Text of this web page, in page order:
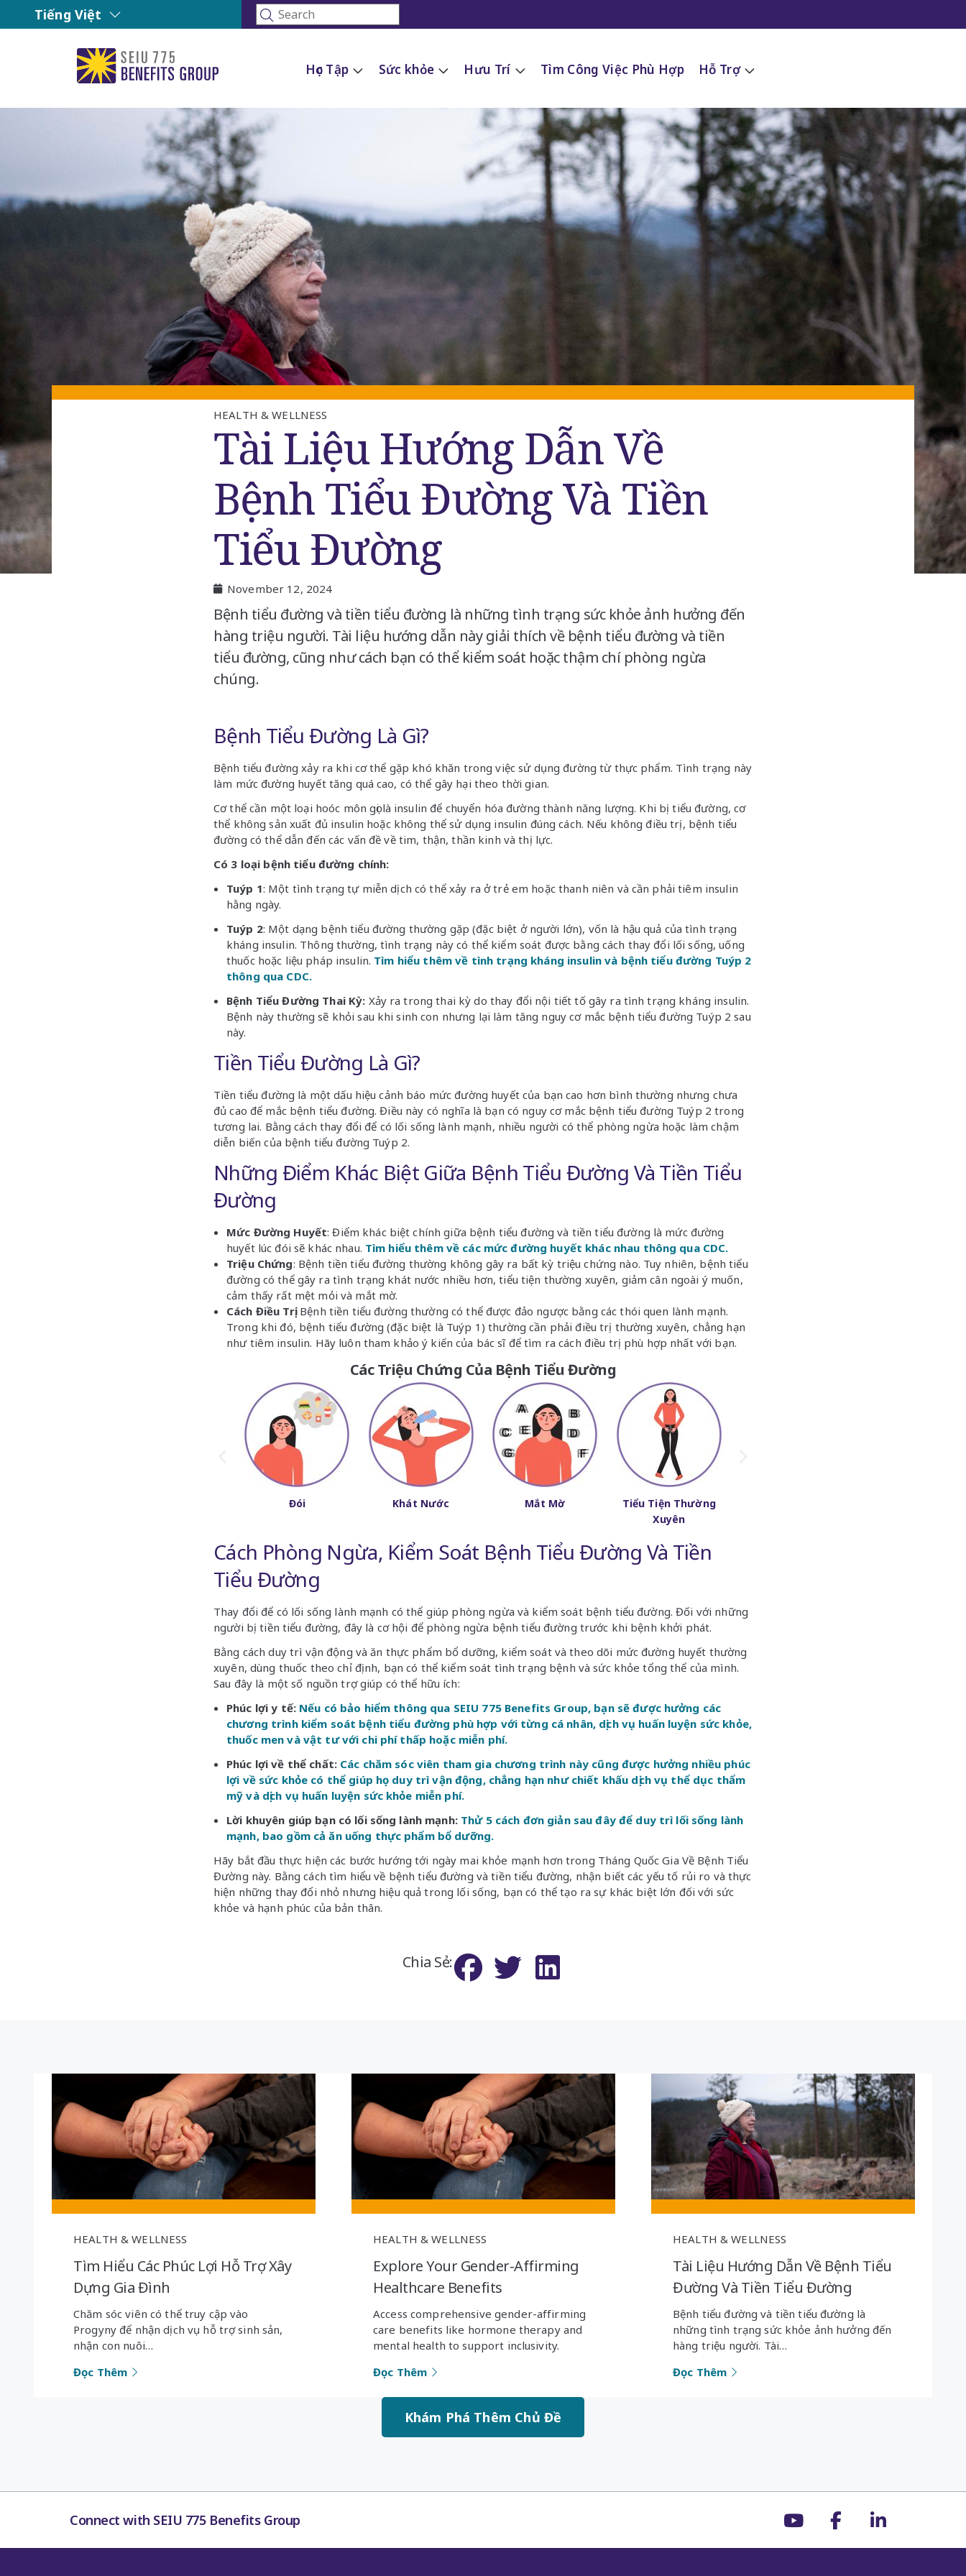
Tiếng Việt
Học Tập Sức khỏe Hưu Trí Tìm Công Việc Phù Hợp Hỗ Trợ
HEALTH & WELLNESS
Tài Liệu Hướng Dẫn Về
Bệnh Tiểu Đường Và Tiền
Tiểu Đường
November 12, 2024
Bệnh tiểu đường và tiền tiểu đường là những tình trạng sức khỏe ảnh hưởng đến
hàng triệu người. Tài liệu hướng dẫn này giải thích về bệnh tiểu đường và tiền
tiểu đường, cũng như cách bạn có thể kiểm soát hoặc thậm chí phòng ngừa
chúng.
Bệnh Tiểu Đường Là Gì?
Bệnh tiểu đường xảy ra khi cơ thể gặp khó khăn trong việc sử dụng đường từ thực phẩm. Tình trạng này
làm mức đường huyết tăng quá cao, có thể gây hại theo thời gian.
Cơ thể cần một loại hoóc môn gọi là insulin để chuyển hóa đường thành năng lượng. Khi bị tiểu đường, cơ
thể không sản xuất đủ insulin hoặc không thể sử dụng insulin đúng cách. Nếu không điều trị, bệnh tiểu
đường có thể dẫn đến các vấn đề về tim, thận, thần kinh và thị lực.
Có 3 loại bệnh tiểu đường chính:
Tuýp 1: Một tình trạng tự miễn dịch có thể xảy ra ở trẻ em hoặc thanh niên và cần phải tiêm insulin
hằng ngày.
Tuýp 2: Một dạng bệnh tiểu đường thường gặp (đặc biệt ở người lớn), vốn là hậu quả của tình trạng
kháng insulin. Thông thường, tình trạng này có thể kiểm soát được bằng cách thay đổi lối sống, uống
thuốc hoặc liệu pháp insulin. Tìm hiểu thêm về tình trạng kháng insulin và bệnh tiểu đường Tuýp 2
thông qua CDC.
Bệnh Tiểu Đường Thai Kỳ: Xảy ra trong thai kỳ do thay đổi nội tiết tố gây ra tình trạng kháng insulin.
Bệnh này thường sẽ khỏi sau khi sinh con nhưng lại làm tăng nguy cơ mắc bệnh tiểu đường Tuýp 2 sau
này.
Tiền Tiểu Đường Là Gì?
Tiền tiểu đường là một dấu hiệu cảnh báo mức đường huyết của bạn cao hơn bình thường nhưng chưa
đủ cao để mắc bệnh tiểu đường. Điều này có nghĩa là bạn có nguy cơ mắc bệnh tiểu đường Tuýp 2 trong
tương lai. Bằng cách thay đổi để có lối sống lành mạnh, nhiều người có thể phòng ngừa hoặc làm chậm
diễn biến của bệnh tiểu đường Tuýp 2.
Những Điểm Khác Biệt Giữa Bệnh Tiểu Đường Và Tiền Tiểu
Đường
Mức Đường Huyết: Điểm khác biệt chính giữa bệnh tiểu đường và tiền tiểu đường là mức đường
huyết lúc đói sẽ khác nhau. Tìm hiểu thêm về các mức đường huyết khác nhau thông qua CDC.
Triệu Chứng: Bệnh tiền tiểu đường thường không gây ra bất kỳ triệu chứng nào. Tuy nhiên, bệnh tiểu
đường có thể gây ra tình trạng khát nước nhiều hơn, tiểu tiện thường xuyên, giảm cân ngoài ý muốn,
cảm thấy rất mệt mỏi và mắt mờ.
Cách Điều Trị: Bệnh tiền tiểu đường thường có thể được đảo ngược bằng các thói quen lành mạnh.
Trong khi đó, bệnh tiểu đường (đặc biệt là Tuýp 1) thường cần phải điều trị thường xuyên, chẳng hạn
như tiêm insulin. Hãy luôn tham khảo ý kiến của bác sĩ để tìm ra cách điều trị phù hợp nhất với bạn.
Các Triệu Chứng Của Bệnh Tiểu Đường
Đói Khát Nước Mắt Mờ
Tiểu Tiện Thường
Xuyên
Cách Phòng Ngừa, Kiểm Soát Bệnh Tiểu Đường Và Tiền
Tiểu Đường
Thay đổi để có lối sống lành mạnh có thể giúp phòng ngừa và kiểm soát bệnh tiểu đường. Đối với những
người bị tiền tiểu đường, đây là cơ hội để phòng ngừa bệnh tiểu đường trước khi bệnh khởi phát.
Bằng cách duy trì vận động và ăn thực phẩm bổ dưỡng, kiểm soát và theo dõi mức đường huyết thường
xuyên, dùng thuốc theo chỉ định, bạn có thể kiểm soát tình trạng bệnh và sức khỏe tổng thể của mình.
Sau đây là một số nguồn trợ giúp có thể hữu ích:
Phúc lợi y tế: Nếu có bảo hiểm thông qua SEIU 775 Benefits Group, bạn sẽ được hưởng các
chương trình kiểm soát bệnh tiểu đường phù hợp với từng cá nhân, dịch vụ huấn luyện sức khỏe,
thuốc men và vật tư với chi phí thấp hoặc miễn phí.
Phúc lợi về thể chất:Các chăm sóc viên tham gia chương trình này cũng được hưởng nhiều phúc
lợi về sức khỏe có thể giúp họ duy trì vận động, chẳng hạn như chiết khấu dịch vụ thể dục thẩm
mỹ và dịch vụ huấn luyện sức khỏe miễn phí.
Lời khuyên giúp bạn có lối sống lành mạnh:Thử 5 cách đơn giản sau đây để duy trì lối sống lành
mạnh, bao gồm cả ăn uống thực phẩm bổ dưỡng.
Hãy bắt đầu thực hiện các bước hướng tới ngày mai khỏe mạnh hơn trong Tháng Quốc Gia Về Bệnh Tiểu
Đường này. Bằng cách tìm hiểu về bệnh tiểu đường và tiền tiểu đường, nhận biết các yếu tố rủi ro và thực
hiện những thay đổi nhỏ nhưng hiệu quả trong lối sống, bạn có thể tạo ra sự khác biệt lớn đối với sức
khỏe và hạnh phúc của bản thân.
Chia Sẻ:
HEALTH & WELLNESS
Tìm Hiểu Các Phúc Lợi Hỗ Trợ Xây
Dựng Gia Đình
Chăm sóc viên có thể truy cập vào
Progyny để nhận dịch vụ hỗ trợ sinh sản,
nhận con nuôi…
Đọc Thêm
HEALTH & WELLNESS
Explore Your Gender-Affirming
Healthcare Benefits
Access comprehensive gender-affirming
care benefits like hormone therapy and
mental health to support inclusivity.
Đọc Thêm
HEALTH & WELLNESS
Tài Liệu Hướng Dẫn Về Bệnh Tiểu
Đường Và Tiền Tiểu Đường
Bệnh tiểu đường và tiền tiểu đường là
những tình trạng sức khỏe ảnh hưởng đến
hàng triệu người. Tài…
Đọc Thêm
Khám Phá Thêm Chủ Đề
Connect with SEIU 775 Benefits Group